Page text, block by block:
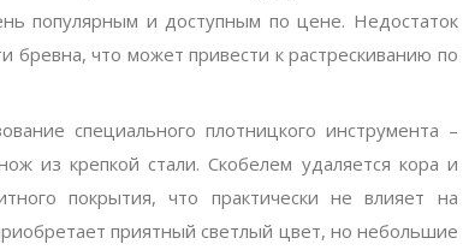
популярным и доступным по цене. Недостаток
бревна, что может привести к растрескиванию по
специального плотницкого инструмента –
из крепкой стали. Скобелем удаляется кора и
покрытия, что практически не влияет на
приятный светлый цвет, но небольшие